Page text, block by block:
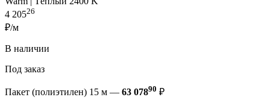
4 20526
₽/м
В наличии
Под заказ
Пакет (полиэтилен) 15 м — 63 07890 ₽